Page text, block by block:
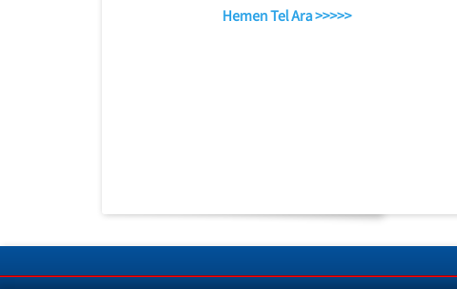
Hemen Tel Ara >>>>>